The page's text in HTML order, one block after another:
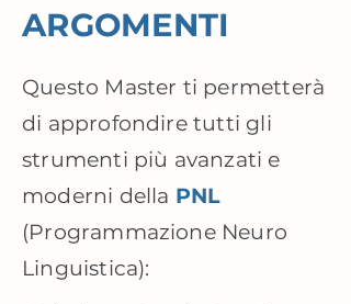
ARGOMENTI
Questo Master ti permetterà
di approfondire tutti gli
strumenti più avanzati e
moderni della PNL
(Programmazione Neuro
Linguistica):